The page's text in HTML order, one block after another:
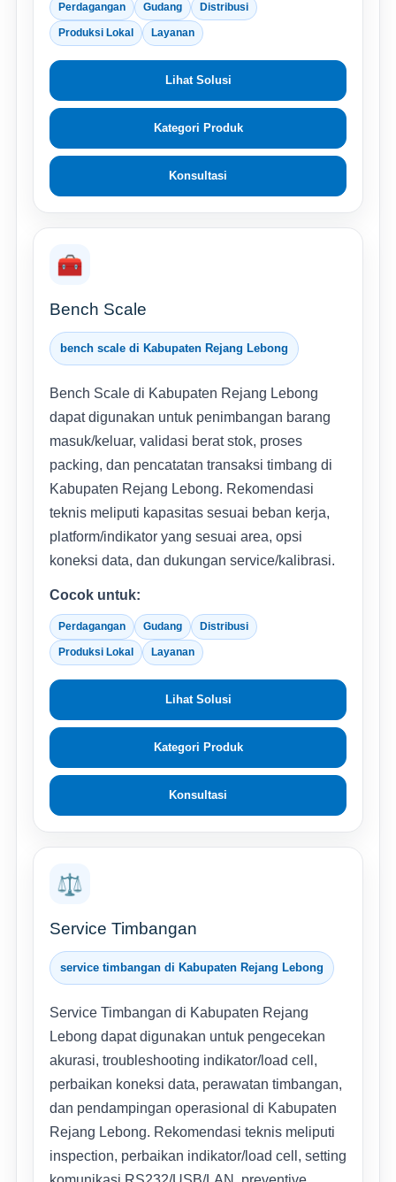
Perdagangan Gudang Distribusi
Produksi Lokal Layanan
Lihat Solusi
Kategori Produk
Konsultasi
🧰
Bench Scale
bench scale di Kabupaten Rejang Lebong
Bench Scale di Kabupaten Rejang Lebong
dapat digunakan untuk penimbangan barang
masuk/keluar, validasi berat stok, proses
packing, dan pencatatan transaksi timbang di
Kabupaten Rejang Lebong. Rekomendasi
teknis meliputi kapasitas sesuai beban kerja,
platform/indikator yang sesuai area, opsi
koneksi data, dan dukungan service/kalibrasi.
Cocok untuk:
Perdagangan Gudang Distribusi
Produksi Lokal Layanan
Lihat Solusi
Kategori Produk
Konsultasi
⚖️
Service Timbangan
service timbangan di Kabupaten Rejang Lebong
Service Timbangan di Kabupaten Rejang
Lebong dapat digunakan untuk pengecekan
akurasi, troubleshooting indikator/load cell,
perbaikan koneksi data, perawatan timbangan,
dan pendampingan operasional di Kabupaten
Rejang Lebong. Rekomendasi teknis meliputi
inspection, perbaikan indikator/load cell, setting